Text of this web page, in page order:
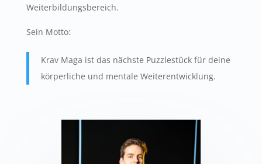
Weiterbildungsbereich.
Sein Motto:
Krav Maga ist das nächste Puzzlestück für deine
körperliche und mentale Weiterentwicklung.